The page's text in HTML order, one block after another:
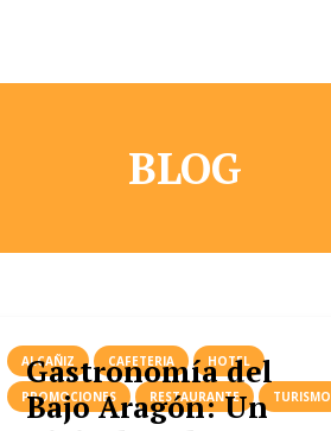
BLOG
ALCAÑIZ CAFETERIA HOTEL
PROMOCIONES RESTAURANTE TURISMO
Gastronomía del
Bajo Aragón: Un